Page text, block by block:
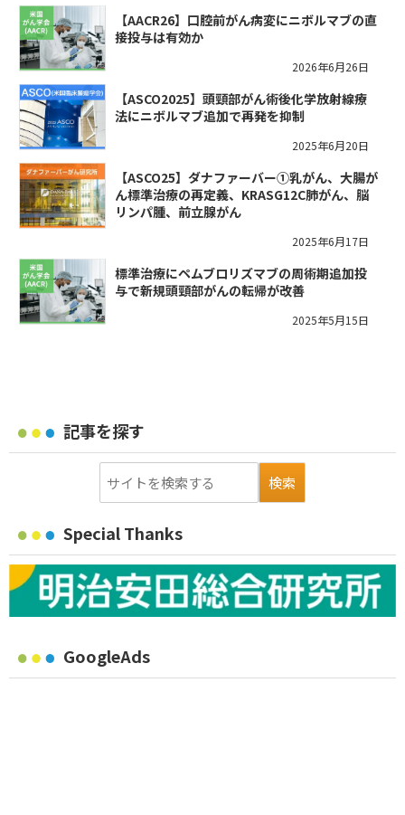
【AACR26】口腔前がん病変にニボルマブの直
接投与は有効か
2026年6月26日
【ASCO2025】頭頸部がん術後化学放射線療
法にニボルマブ追加で再発を抑制
2025年6月20日
【ASCO25】ダナファーバー①乳がん、大腸が
ん標準治療の再定義、KRASG12C肺がん、脳
リンパ腫、前立腺がん
2025年6月17日
標準治療にペムブロリズマブの周術期追加投
与で新規頭頸部がんの転帰が改善
2025年5月15日
記事を探す
Special Thanks
GoogleAds